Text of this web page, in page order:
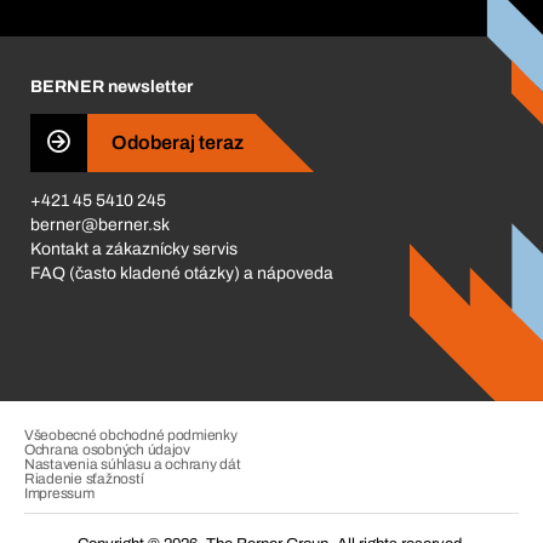
Business Conduct
BERNER newsletter
Odoberaj teraz
+421 45 5410 245
berner@berner.sk
Kontakt a zákaznícky servis
FAQ (často kladené otázky) a nápoveda
Všeobecné obchodné podmienky
Ochrana osobných údajov
Nastavenia súhlasu a ochrany dát
Riadenie sťažností
Impressum